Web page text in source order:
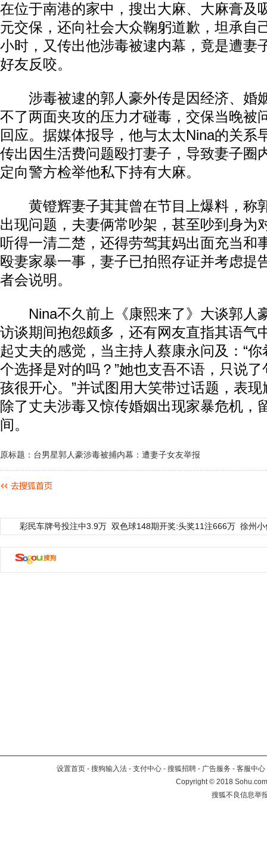
在位于南港的家中，搜出大麻、大麻膏及
元交保，还向社会大众鞠躬道歉，坦承自
小时，又传出他涉毒被逮内幕，竟是遭妻
好友反咬。
涉毒被逮的郭人豪外传是因经济、婚
不了两面夹攻的压力才碰毒，交保当晚被
回应。据媒体报导，他与太太Nina的关系
传出因生活费问题殴打妻子，导致妻子圈
定向警方检举他私下持有大麻。
黄镫辉妻子萁萁曾在节目上爆料，称
出现问题，夫妻俩常吵架，甚至吵到身为
听得一清二楚，还得劳驾萁妈出面充当和
殴妻家暴一事，妻子已拍照存证并考虑提
者会说明。
Nina不久前上《康熙来了》大谈郭人
访谈期间抱怨颇多，还有网友直指其语气
起丈夫的感觉，当主持人蔡康永问及：“
个选择是对的吗？”她也支吾不语，只说了
孩很开心。”并试图用大笑带过话题，表
除了丈夫涉毒又惊传婚姻出现家暴危机，
间。
原标题：台男星郭人豪涉毒被捕内幕：遭妻子女友举报
彩民车牌号投注中3.9万 双色球148期开奖:头奖11注666万 徐州
设置首页 - 搜狗输入法 - 支付中心 - 搜狐招聘 - 广告服务 - 客服中心
Copyright©2018
搜狐不良信息举